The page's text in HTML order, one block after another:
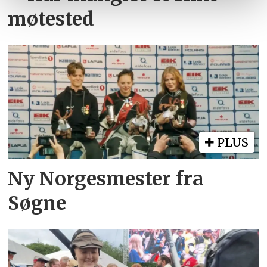
møtested
PLUS
Ny Norgesmester fra
Søgne